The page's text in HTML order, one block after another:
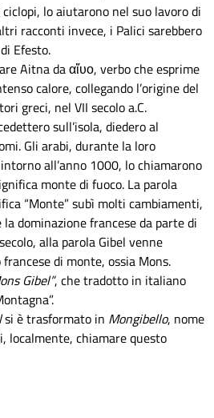
lo aiutarono nel suo lavoro di
racconti invece, i Palici sarebbero
Efesto.
Aitna da αἵυο, verbo che esprime
calore, collegando l’origine del
greci, nel VII secolo a.C.
sull’isola, diedero al
Gli arabi, durante la loro
all’anno 1000, lo chiamarono
monte di fuoco. La parola
“Monte” subì molti cambiamenti,
dominazione francese da parte di
alla parola Gibel venne
di monte, ossia Mons.
Gibel”, che tradotto in italiano
si è trasformato in Mongibello, nome
localmente, chiamare questo